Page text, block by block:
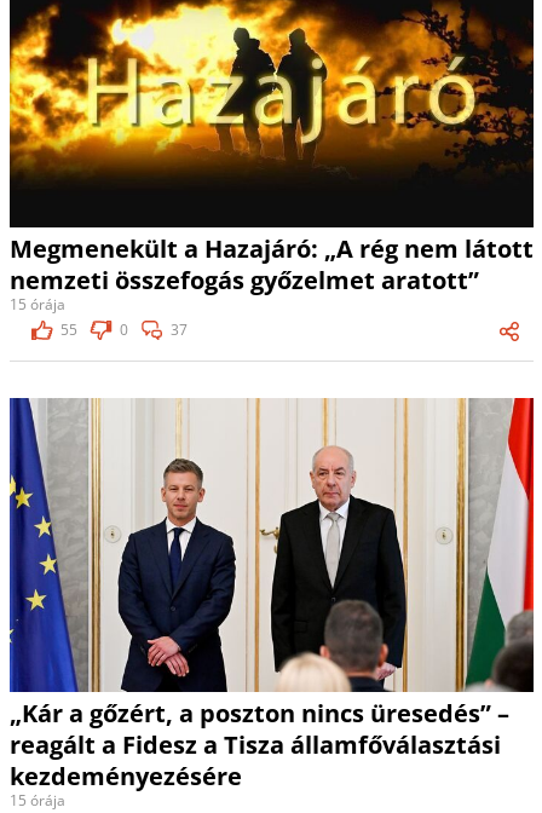
Megmenekült a Hazajáró: „A rég nem látott
nemzeti összefogás győzelmet aratott”
15 órája
55
0 37
„Kár a gőzért, a poszton nincs üresedés” –
reagált a Fidesz a Tisza államfőválasztási
kezdeményezésére
15 órája